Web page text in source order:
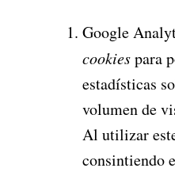
Google
cookiespara
estadísticas
volumen de
Al utilizar
consintiendo